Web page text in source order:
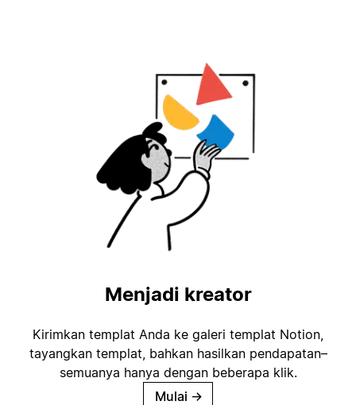
Menjadi kreator
Kirimkan templat Anda ke galeri templat Notion,
tayangkan templat, bahkan hasilkan pendapatan–
semuanya hanya dengan beberapa klik.
Mulai →